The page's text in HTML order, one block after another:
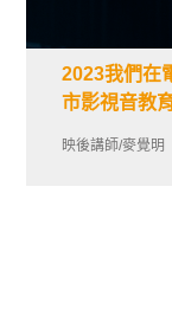
2023我們在
市影視音教
映後講師/麥覺明